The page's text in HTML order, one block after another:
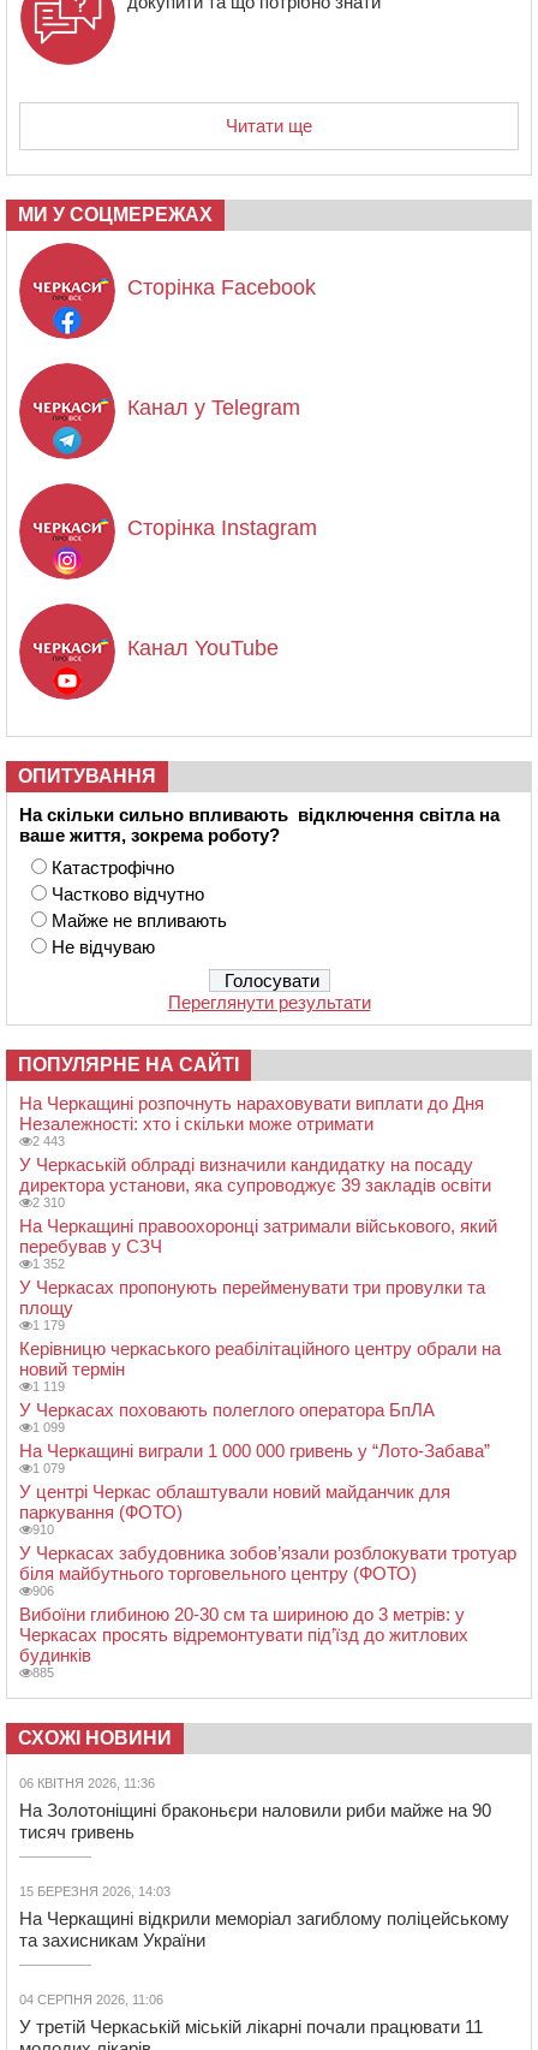
Читати ще
МИ У СОЦМЕРЕЖАХ
Сторінка Facebook
Канал у Telegram
Сторінка Instagram
Канал YouTube
ОПИТУВАННЯ
На скільки сильно впливають відключення світла на
ваше життя, зокрема роботу?
Катастрофічно
Частково відчутно
Майже не впливають
Не відчуваю
Переглянути результати
ПОПУЛЯРНЕ НА САЙТІ
На Черкащині розпочнуть нараховувати виплати до Дня
Незалежності: хто і скільки може отримати
2 443
У Черкаській облраді визначили кандидатку на посаду
директора установи, яка супроводжує 39 закладів освіти
2 310
На Черкащині правоохоронці затримали військового, який
перебував у СЗЧ
1 352
У Черкасах пропонують перейменувати три провулки та
площу
1 179
Керівницю черкаського реабілітаційного центру обрали на
новий термін
1 119
У Черкасах поховають полеглого оператора БпЛА
1 099
На Черкащині виграли 1 000 000 гривень у “Лото-Забава”
1 079
У центрі Черкас облаштували новий майданчик для
паркування (ФОТО)
910
У Черкасах забудовника зобов’язали розблокувати тротуар
біля майбутнього торговельного центру (ФОТО)
906
Вибоїни глибиною 20-30 см та шириною до 3 метрів: у
Черкасах просять відремонтувати під’їзд до житлових
будинків
885
СХОЖІ НОВИНИ
06 КВІТНЯ 2026, 11:36
На Золотоніщині браконьєри наловили риби майже на 90
тисяч гривень
15 БЕРЕЗНЯ 2026, 14:03
На Черкащині відкрили меморіал загиблому поліцейському
та захисникам України
04 СЕРПНЯ 2026, 11:06
У третій Черкаській міській лікарні почали працювати 11